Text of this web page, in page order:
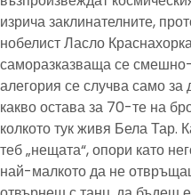
изрича заклинателните,
нобелист Ласло
саморазказваща се
алегория се случва само
какво остава за 70-те на
колкото тук живя Бела Тар.
теб „нещата“, опори като
най-малкото да не